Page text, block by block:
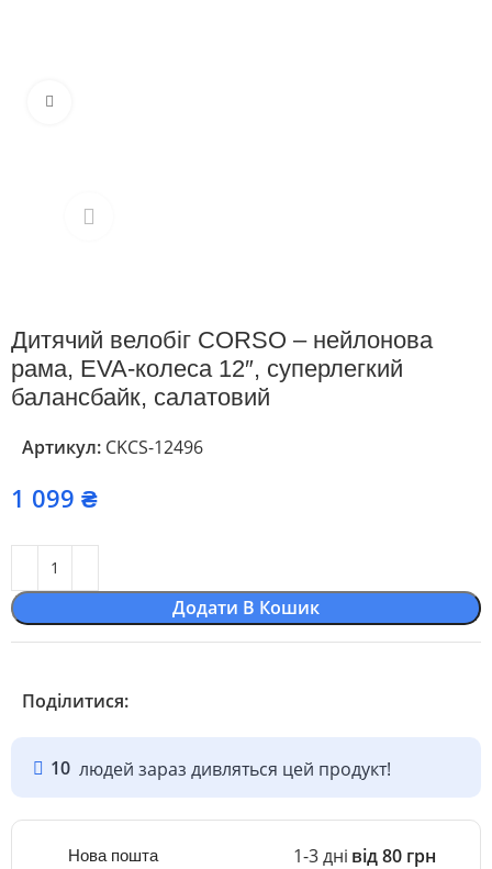
Дитячий велобіг CORSO – нейлонова
рама, EVA-колеса 12″, суперлегкий
балансбайк, салатовий
Артикул: CKCS-12496
₴
Додати В Кошик
Поділитися:
10 людей зараз дивляться цей продукт!
Нова пошта 1-3 дні від 80 грн